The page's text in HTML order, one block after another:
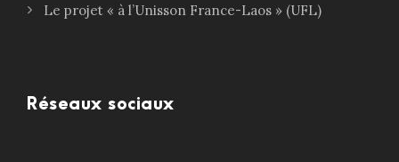
Le projet « à l’Unisson France-Laos » (UFL)
Réseaux sociaux